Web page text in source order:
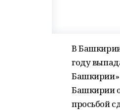
В
году
Башкирии»
Башкирии
просьбой